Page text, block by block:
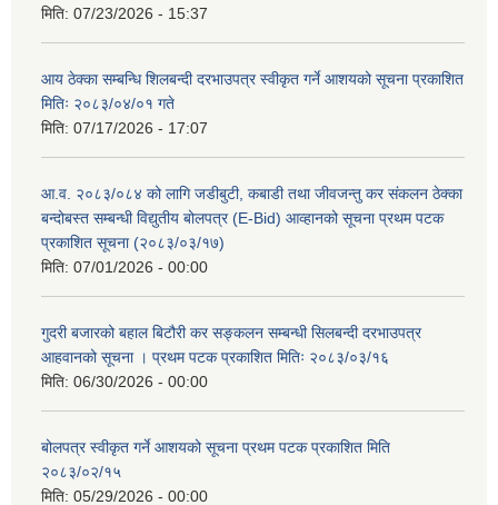
मिति: 07/23/2026 - 15:37
आय ठेक्का सम्बन्धि शिलबन्दी दरभाउपत्र स्वीकृत गर्ने आशयको सूचना प्रकाशित
मितिः २०८३/०४/०१ गते
मिति: 07/17/2026 - 17:07
आ.व. २०८३/०८४ को लागि जडीबुटी, कबाडी तथा जीवजन्तु कर संकलन ठेक्का
बन्दोबस्त सम्बन्धी विद्युतीय बोलपत्र (E-Bid) आव्हानको सूचना प्रथम पटक
प्रकाशित सूचना (२०८३/०३/१७)
मिति: 07/01/2026 - 00:00
गुदरी बजारको बहाल बिटौरी कर सङ्कलन सम्बन्धी सिलबन्दी दरभाउपत्र
आहवानको सूचना । प्रथम पटक प्रकाशित मितिः २०८३/०३/१६
मिति: 06/30/2026 - 00:00
बोलपत्र स्वीकृत गर्ने आशयको सूचना प्रथम पटक प्रकाशित मिति
२०८३/०२/१५
मिति: 05/29/2026 - 00:00